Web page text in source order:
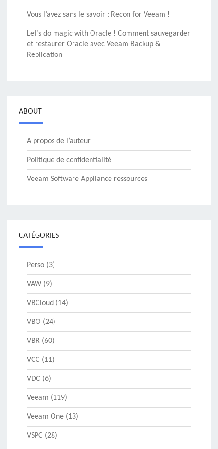
Vous l’avez sans le savoir : Recon for Veeam !
Let’s do magic with Oracle ! Comment sauvegarder
et restaurer Oracle avec Veeam Backup &
Replication
ABOUT
A propos de l’auteur
Politique de confidentialité
Veeam Software Appliance ressources
CATÉGORIES
Perso (3)
VAW (9)
VBCloud (14)
VBO (24)
VBR (60)
VCC (11)
VDC (6)
Veeam (119)
Veeam One (13)
VSPC (28)